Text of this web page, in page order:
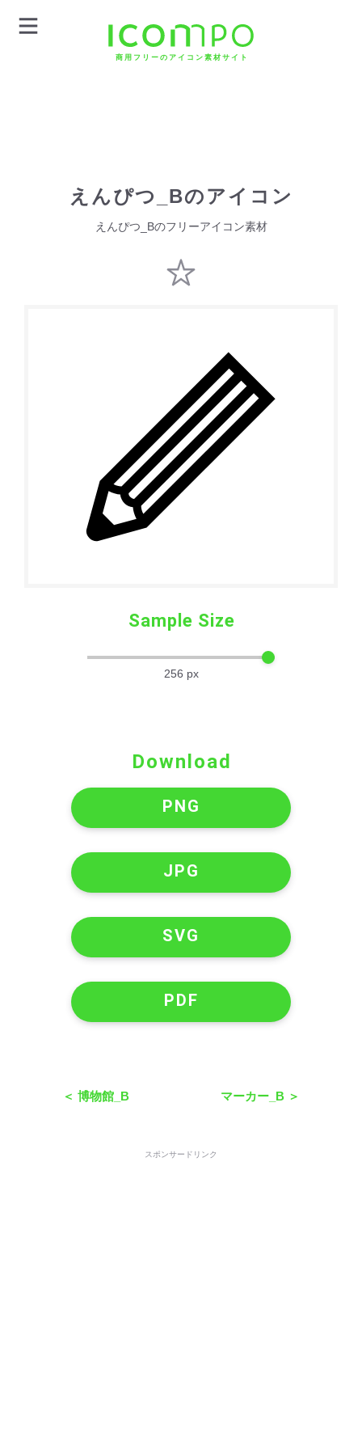
商用フリーのアイコン素材サイト
えんぴつ_Bのアイコン
えんぴつ_Bのフリーアイコン素材
Sample Size
256 px
Download
PNG
JPG
SVG
PDF
＜ 博物館_B マーカー_B ＞
スポンサードリンク